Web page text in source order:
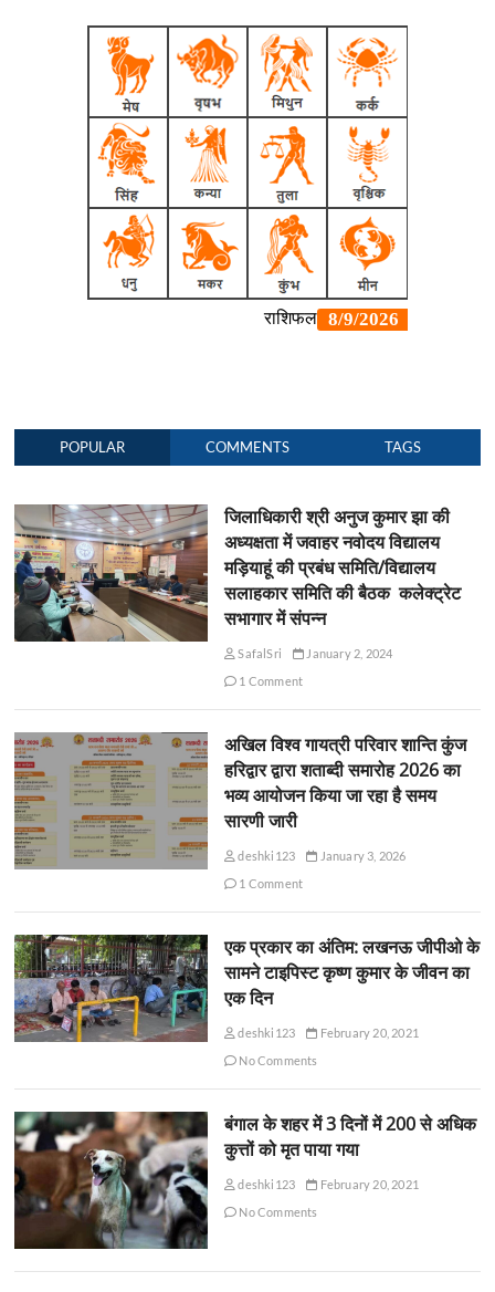
POPULAR COMMENTS TAGS
जिलाधिकारी श्री अनुज कुमार झा की
अध्यक्षता में जवाहर नवोदय विद्यालय
मड़ियाहूं की प्रबंध समिति/विद्यालय
सलाहकार समिति की बैठक कलेक्ट्रेट
सभागार में संपन्न
SafalSri
January 2, 2024
1 Comment
अखिल विश्व गायत्री परिवार शान्ति कुंज
हरिद्वार द्वारा शताब्दी समारोह 2026 का
भव्य आयोजन किया जा रहा है समय
सारणी जारी
deshki123
January 3, 2026
1 Comment
एक प्रकार का अंतिम: लखनऊ जीपीओ के
सामने टाइपिस्ट कृष्ण कुमार के जीवन का
एक दिन
deshki123
February 20, 2021
No Comments
बंगाल के शहर में 3 दिनों में 200 से अधिक
कुत्तों को मृत पाया गया
deshki123
February 20, 2021
No Comments